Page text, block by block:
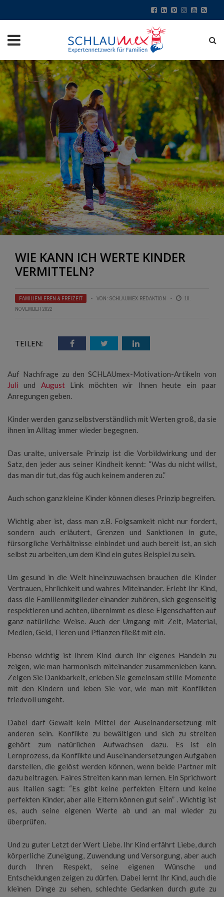
WIE KANN ICH WERTE KINDER
VERMITTELN?
FAMILIENLEBEN & FREIZEIT VON: SCHLAUMEX REDAKTION
10.
NOVEMBER 2022
TEILEN:
Auf Nachfrage zu den SCHLAUmex-Motivation-Artikeln von
Juli und AugustLink möchten wir Ihnen heute ein paar
Anregungen geben.
Kinder werden ganz selbstverständlich mit Werten groß, da sie
ihnen im Alltag immer wieder begegnen.
Das uralte, universale Prinzip ist die Vorbildwirkung und der
Satz, den jeder aus seiner Kindheit kennt: “Was du nicht willst,
das man dir tut, das füg auch keinem anderen zu.”
Auch schon ganz kleine Kinder können dieses Prinzip begreifen.
Wichtig aber ist, dass man z.B. Folgsamkeit nicht nur fordert,
sondern auch erläutert, Grenzen und Sanktionen in gute,
fürsorgliche Verhältnisse einbindet und auch bereit ist, an sich
selbst zu arbeiten, um dem Kind ein gutes Beispiel zu sein.
Um gesund in die Welt hineinzuwachsen brauchen die Kinder
Vertrauen, Ehrlichkeit und wahres Miteinander. Erlebt Ihr Kind,
dass die Familienmitglieder einander zuhören, sich gegenseitig
respektieren und achten, übernimmt es diese Eigenschaften auf
ganz natürliche Weise. Auch der Umgang mit Zeit, Material,
Medien, Geld, Tieren und Pflanzen fließt mit ein.
Ebenso wichtig ist Ihrem Kind durch Ihr eigenes Handeln zu
zeigen, wie man harmonisch miteinander zusammenleben kann.
Zeigen Sie Dankbarkeit, erleben Sie gemeinsam stille Momente
mit den Kindern und leben Sie vor, wie man mit Konflikten
friedvoll umgeht.
Dabei darf Gewalt kein Mittel der Auseinandersetzung mit
anderen sein. Konflikte zu bewältigen und sich zu streiten
gehört zum natürlichen Aufwachsen dazu. Es ist ein
Lernprozess, da Konflikte und Auseinandersetzungen Aufgaben
darstellen, die gelöst werden können, wenn beide Partner mit
dazu beitragen. Faires Streiten kann man lernen. Ein Sprichwort
aus Italien sagt: “Es gibt keine perfekten Eltern und keine
perfekten Kinder, aber alle Eltern können gut sein” . Wichtig ist
es, auch seine eigenen Werte ab und an mal wieder zu
überprüfen.
Und zu guter Letzt der Wert Liebe. Ihr Kind erfährt Liebe, durch
körperliche Zuneigung, Zuwendung und Versorgung, aber auch
durch Ihren Respekt, seine eigenen Wünsche und
Entscheidungen zeigen zu dürfen. Dabei lernt Ihr Kind, auch die
kleinen Dinge zu sehen, schlechte Gedanken durch gute zu